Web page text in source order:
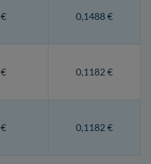
0,1488 €
0,1182 €
0,1182 €